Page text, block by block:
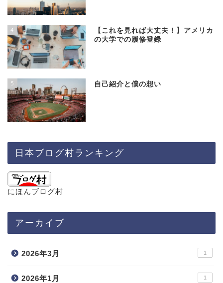
4
【これを見れば大丈夫！】アメリカ
の大学での履修登録
5 自己紹介と僕の想い
日本ブログ村ランキング
にほんブログ村
アーカイブ
2026年3月 1
2026年1月 1